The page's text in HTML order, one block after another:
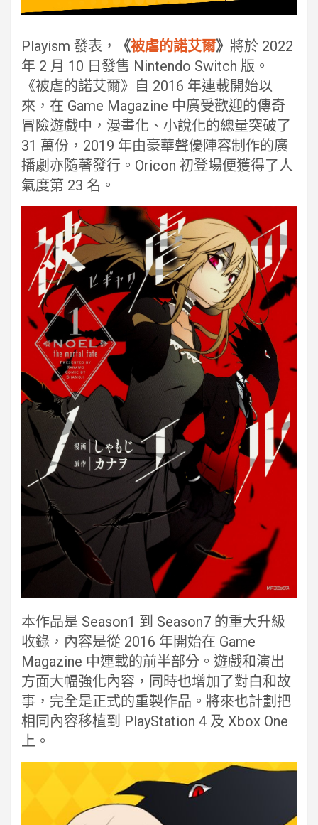
Playism 發表， 《被虐的諾艾爾》 將於 2022
年 2 月 10 日發售 Nintendo Switch 版。
《被虐的諾艾爾》自 2016 年連載開始以
來，在 Game Magazine 中廣受歡迎的傳奇
冒險遊戲中，漫畫化、小說化的總量突破了
31 萬份，2019 年由豪華聲優陣容制作的廣
播劇亦隨著發行。Oricon 初登場便獲得了人
氣度第 23 名。
本作品是 Season1 到 Season7 的重大升級
收錄，內容是從 2016 年開始在 Game
Magazine 中連載的前半部分。遊戲和演出
方面大幅強化內容，同時也增加了對白和故
事，完全是正式的重製作品。將來也計劃把
相同內容移植到 PlayStation 4 及 Xbox One
上。